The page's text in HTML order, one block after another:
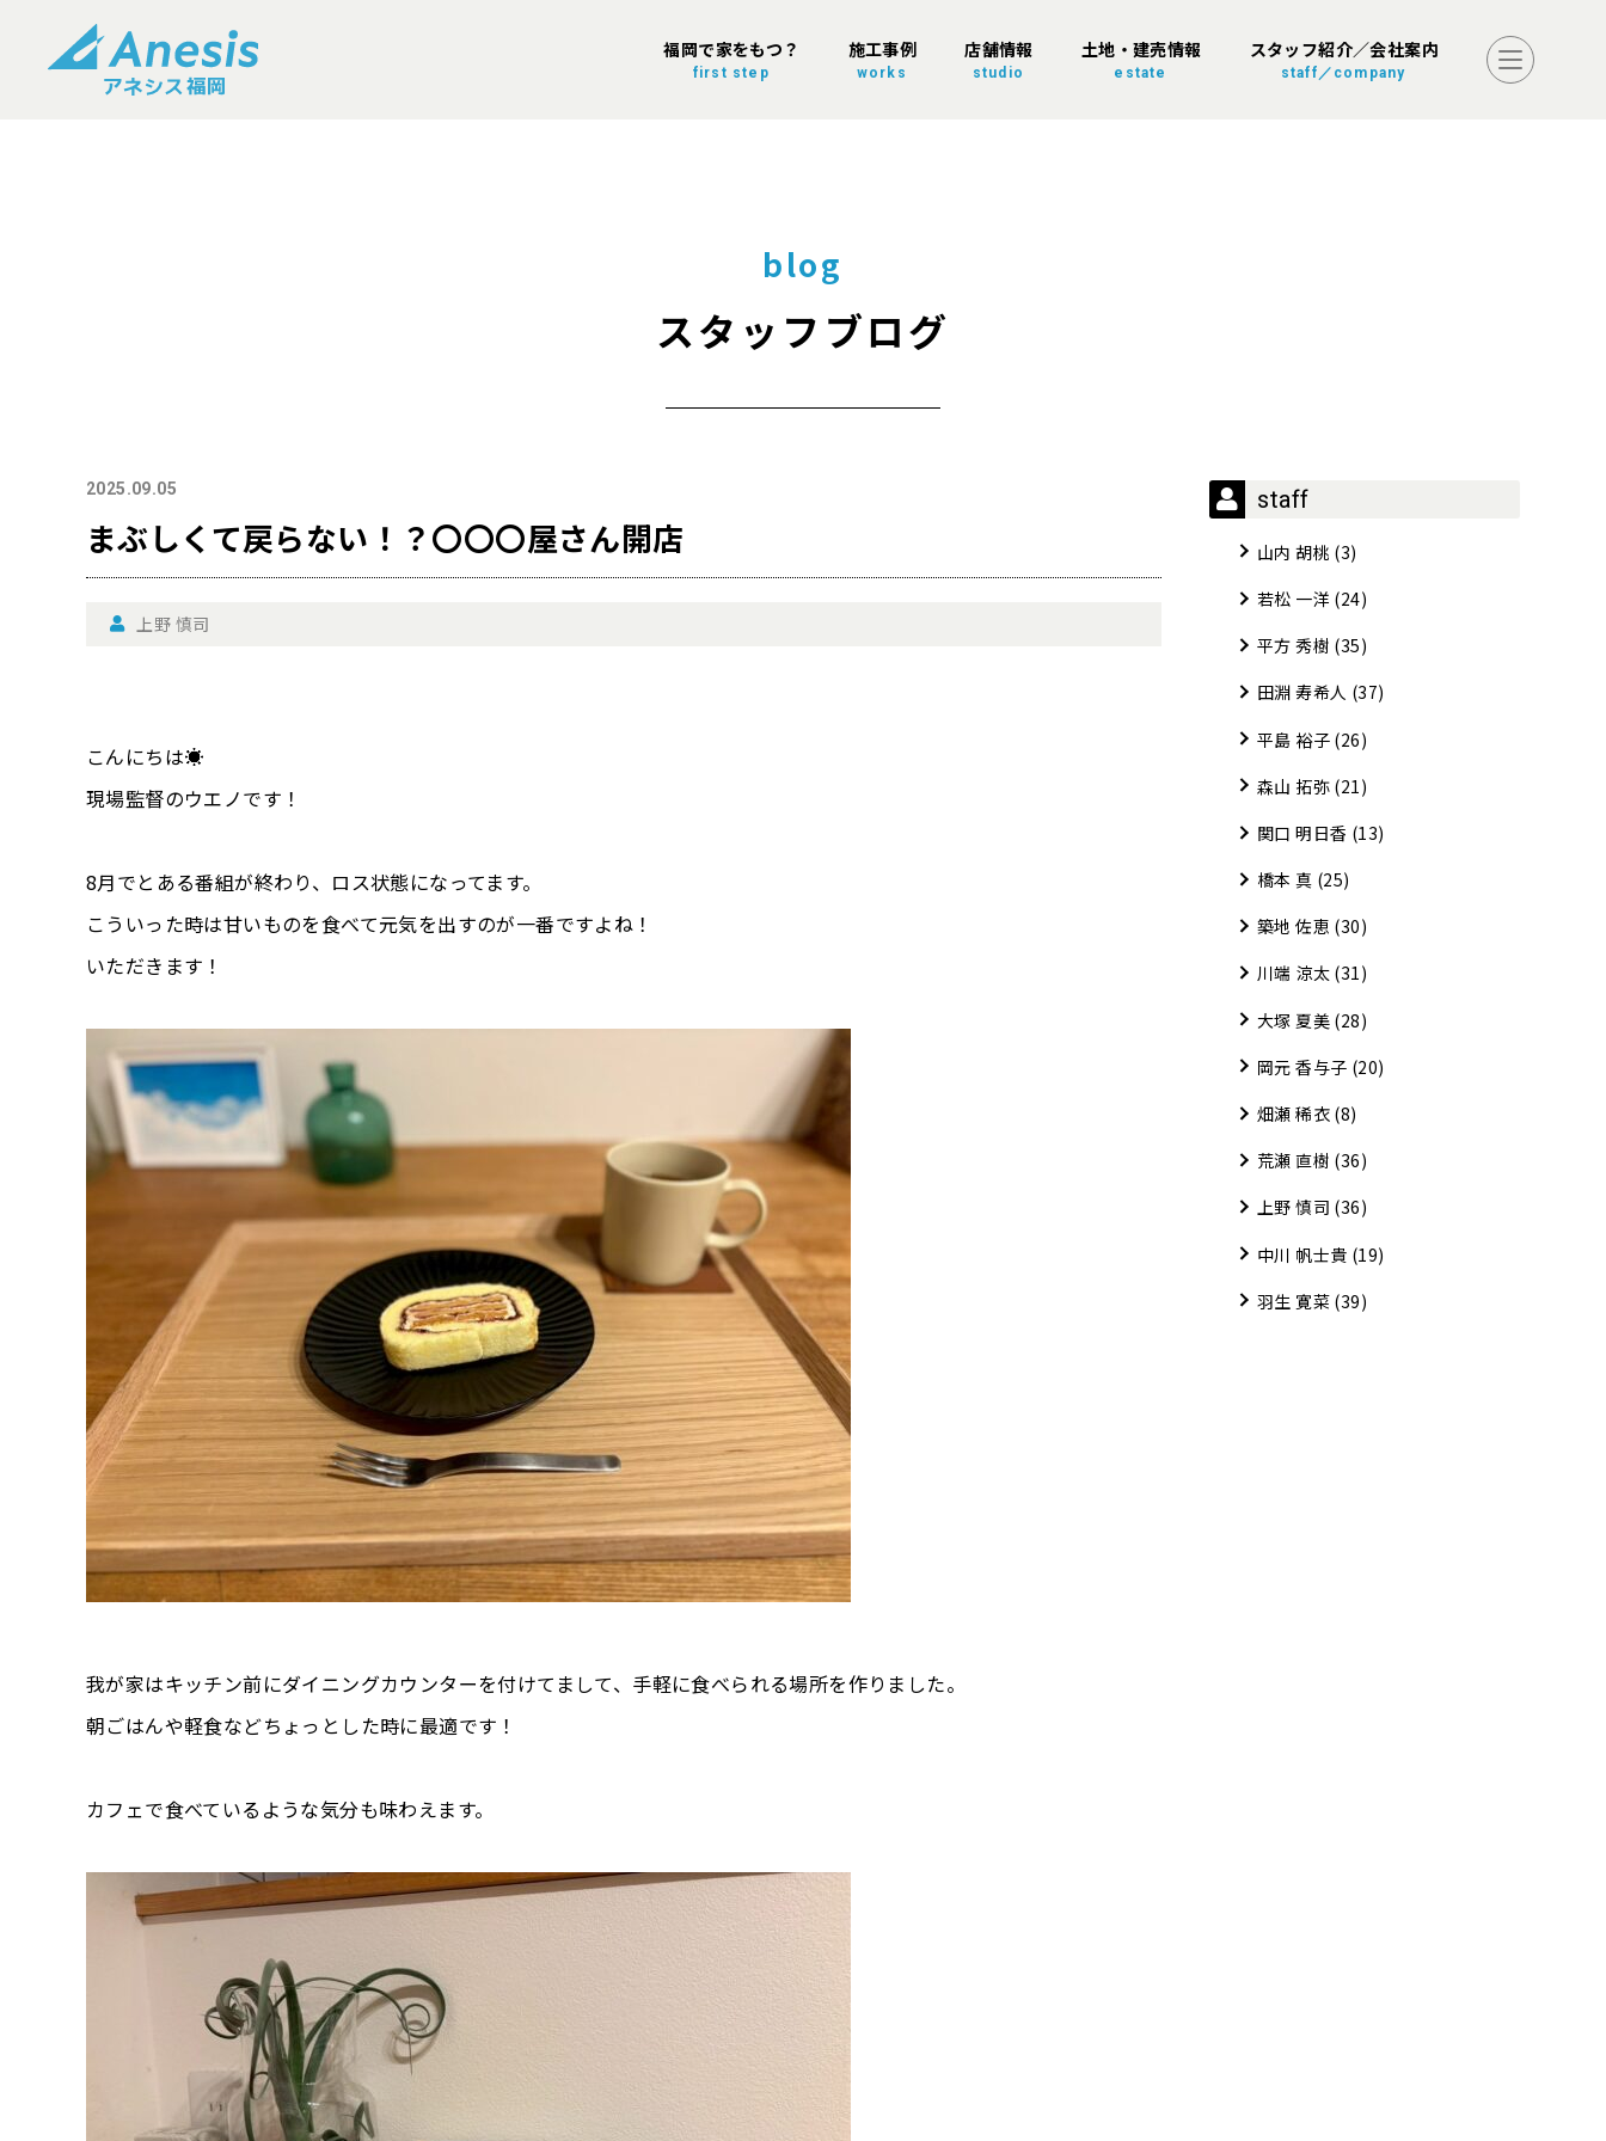
福岡で家をもつ？
first step
施工事例
works
店舗情報
studio
土地・建売情報
estate
スタッフ紹介／会社案内
staff／company
blog
スタッフブログ
2025.09.05
まぶしくて戻らない！？〇〇〇屋さん開店
上野 慎司
こんにちは☀
現場監督のウエノです！
8月でとある番組が終わり、ロス状態になってます。
こういった時は甘いものを食べて元気を出すのが一番ですよね！
いただきます！
我が家はキッチン前にダイニングカウンターを付けてまして、手軽に食べられる場所を作りました。
朝ごはんや軽食などちょっとした時に最適です！
カフェで食べているような気分も味わえます。
staff
山内 胡桃 (3)
若松 一洋 (24)
平方 秀樹 (35)
田淵 寿希人 (37)
平島 裕子 (26)
森山 拓弥 (21)
関口 明日香 (13)
橋本 真 (25)
築地 佐恵 (30)
川端 涼太 (31)
大塚 夏美 (28)
岡元 香与子 (20)
畑瀬 稀衣 (8)
荒瀬 直樹 (36)
上野 慎司 (36)
中川 帆士貴 (19)
羽生 寛菜 (39)